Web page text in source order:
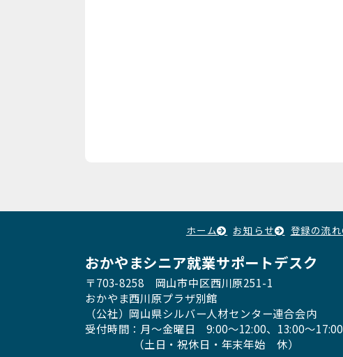
ホーム お知らせ 登録の流れ
おかやまシニア就業サポートデスク
〒703-8258 岡山市中区西川原251-1
おかやま西川原プラザ別館
（公社）岡山県シルバー人材センター連合会内
受付時間：月〜金曜日9:00～12:00、13:00〜17:00
（土日・祝休日・年末年始 休）